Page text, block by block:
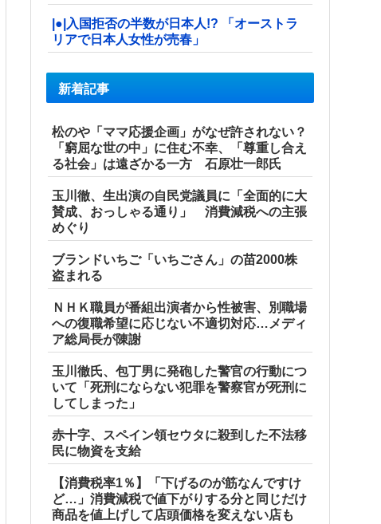
|●|入国拒否の半数が日本人!? 「オーストラ
リアで日本人女性が売春」
新着記事
松のや「ママ応援企画」がなぜ許されない？
「窮屈な世の中」に住む不幸、「尊重し合え
る社会」は遠ざかる一方 石原壮一郎氏
玉川徹、生出演の自民党議員に「全面的に大
賛成、おっしゃる通り」 消費減税への主張
めぐり
ブランドいちご「いちごさん」の苗2000株
盗まれる
ＮＨＫ職員が番組出演者から性被害、別職場
への復職希望に応じない不適切対応…メディ
ア総局長が陳謝
玉川徹氏、包丁男に発砲した警官の行動につ
いて「死刑にならない犯罪を警察官が死刑に
してしまった」
赤十字、スペイン領セウタに殺到した不法移
民に物資を支給
【消費税率1％】「下げるのが筋なんですけ
ど…」消費減税で値下がりする分と同じだけ
商品を値上げして店頭価格を変えない店も